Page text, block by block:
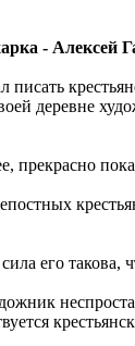
- Алексей
деревне
прекрасно
его такова,